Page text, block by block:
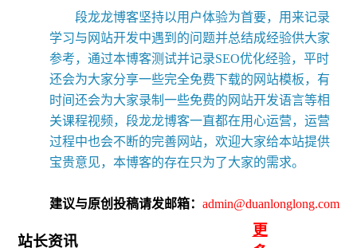
段龙龙博客坚持以用户体验为首要，用来记录
学习与网站开发中遇到的问题并总结成经验供大家
参考，通过本博客测试并记录SEO优化经验，平时
还会为大家分享一些完全免费下载的网站模板，有
时间还会为大家录制一些免费的网站开发语言等相
关课程视频，段龙龙博客一直都在用心运营，运营
过程中也会不断的完善网站，欢迎大家给本站提供
宝贵意见，本博客的存在只为了大家的需求。
建议与原创投稿请发邮箱： admin@duanlonglong.com
站长资讯
更